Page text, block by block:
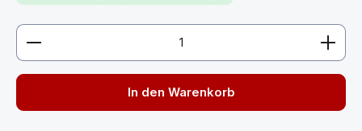
Produkt Anzahl: Gib den gewünschten Wert ein
In den Warenkorb